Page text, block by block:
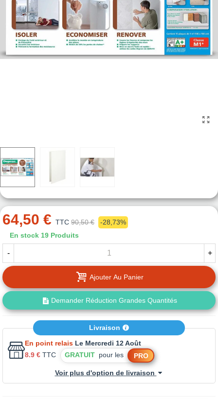
64,50 € TTC 90,50 €
-28,73%
En stock 19 Produits
- +
Ajouter Au Panier
Demander Réduction Grandes Quantités
Livraison
En point relais Le Mercredi 12 Août
8.9 € TTC GRATUIT pour les PRO
Voir plus d'option de livraison